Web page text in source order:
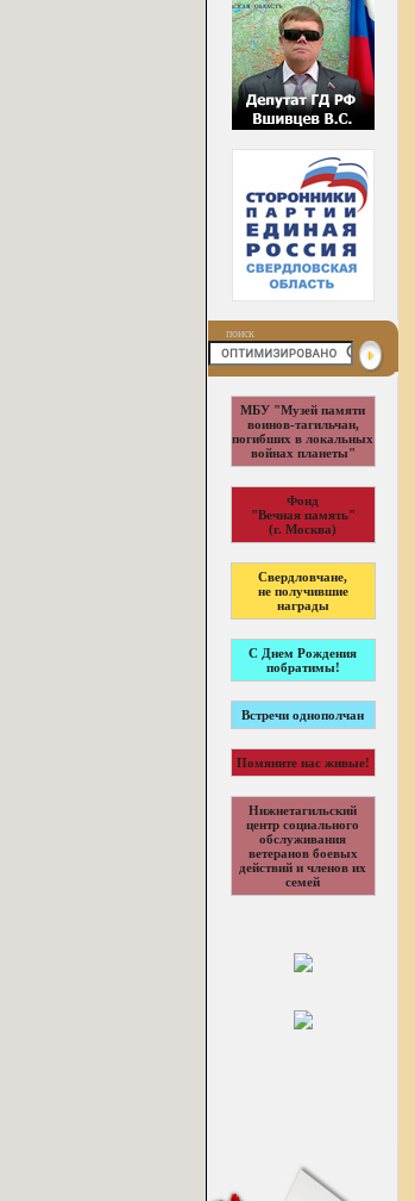
поиск
МБУ "Музей памяти
воинов-тагильчан,
погибших в локальных
войнах планеты"
Фонд
"Вечная память"
(г. Москва)
Свердловчане,
не получившие
награды
С Днем Рождения
побратимы!
Встречи однополчан
Помяните нас живые!
Нижнетагильский
центр социального
обслуживания
ветеранов боевых
действий и членов их
семей